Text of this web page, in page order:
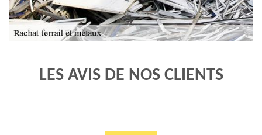
LES AVIS DE NOS CLIENTS